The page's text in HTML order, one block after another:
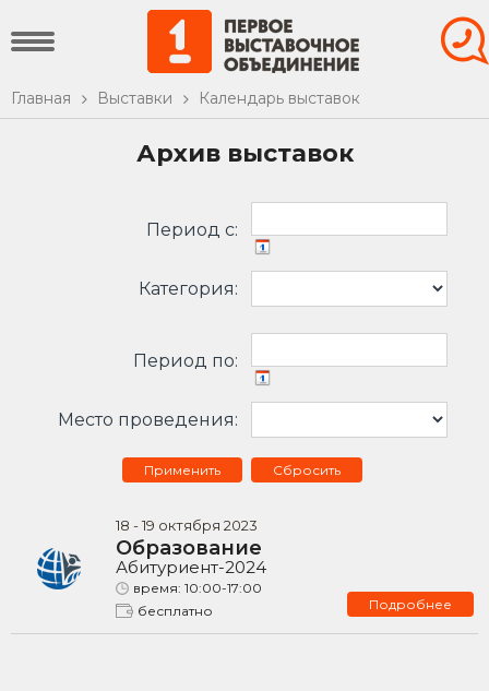
Главная Выставки Календарь выставок
Архив выставок
Период c:
Категория:
Период по:
Место проведения:
Сбросить
18 -19 октября 2023
Образование
Абитуриент-2024
время: 10:00-17:00
бесплатно
Подробнее